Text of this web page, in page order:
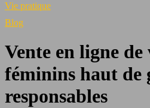
Vie pratique
Blog
Vente en ligne de
féminins haut de
responsables